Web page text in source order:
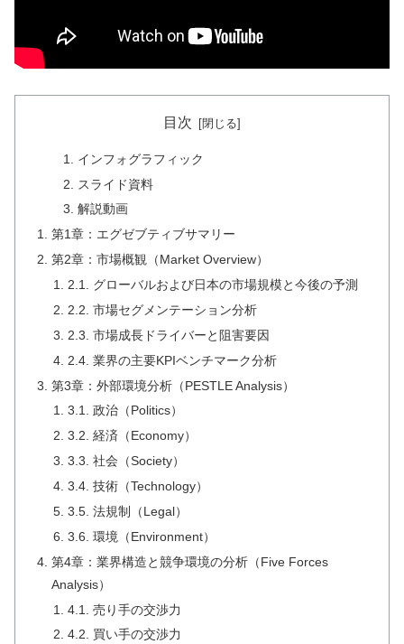
目次
インフォグラフィック
スライド資料
解説動画
第1章：エグゼブティブサマリー
第2章：市場概観（Market Overview）
2.1. グローバルおよび日本の市場規模と今後の予測
2.2. 市場セグメンテーション分析
2.3. 市場成長ドライバーと阻害要因
2.4. 業界の主要KPIベンチマーク分析
第3章：外部環境分析（PESTLE Analysis）
3.1. 政治（Politics）
3.2. 経済（Economy）
3.3. 社会（Society）
3.4. 技術（Technology）
3.5. 法規制（Legal）
3.6. 環境（Environment）
第4章：業界構造と競争環境の分析（Five Forces
Analysis）
4.1. 売り手の交渉力
4.2. 買い手の交渉力